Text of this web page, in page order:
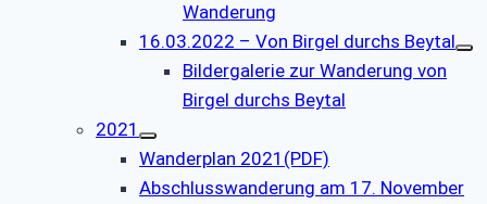
Wanderung
16.03.2022 – Von Birgel durchs Beytal
Bildergalerie zur Wanderung von
Birgel durchs Beytal
2021
Wanderplan 2021(PDF)
Abschlusswanderung am 17. November